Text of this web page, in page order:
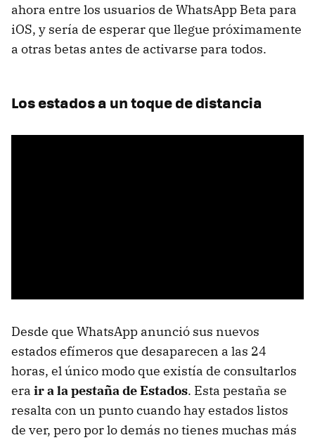
ahora entre los usuarios de WhatsApp Beta para
iOS, y sería de esperar que llegue próximamente
a otras betas antes de activarse para todos.
Los estados a un toque de distancia
Desde que WhatsApp anunció sus nuevos
estados efímeros que desaparecen a las 24
horas, el único modo que existía de consultarlos
era ir a la pestaña de Estados. Esta pestaña se
resalta con un punto cuando hay estados listos
de ver, pero por lo demás no tienes muchas más